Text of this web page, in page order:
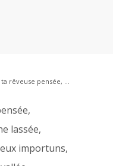
rêveuse pensée, …
lassée,
importuns,